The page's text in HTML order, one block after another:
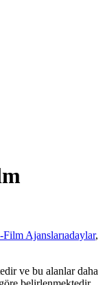
Ajanslarıadaylar,
ve bu alanlar daha